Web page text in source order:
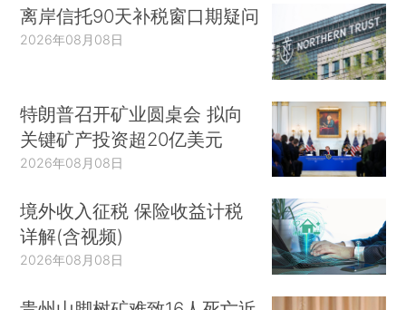
离岸信托90天补税窗口期疑问
2026年08月08日
特朗普召开矿业圆桌会 拟向
关键矿产投资超20亿美元
2026年08月08日
境外收入征税 保险收益计税
详解(含视频)
2026年08月08日